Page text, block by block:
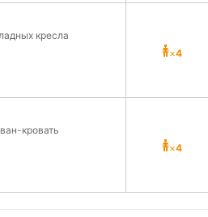
кресла
×4
кровать
×4